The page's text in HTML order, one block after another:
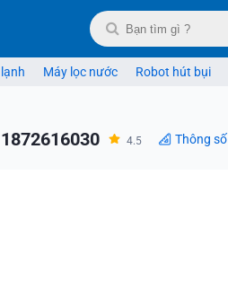
Máy lọc nước Robot hút bụi
4.5 Thông số